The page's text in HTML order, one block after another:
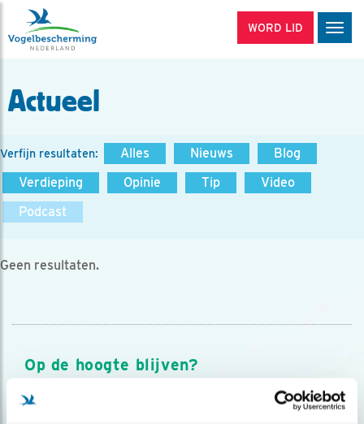
WORD LID
Actueel
Verfijn resultaten: Alles Nieuws
Blog
Verdieping
Opinie Tip
Video
Podcast
Geen resultaten.
Op de hoogte blijven?
Meld je aan en ontvang nieuws, inspiratie, acties en tips
over vogels en activiteiten van Vogelbescherming.